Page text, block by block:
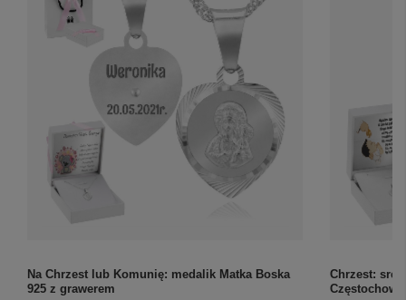
Na Chrzest lub Komunię: medalik Matka Boska
925 z grawerem
Chrzest: